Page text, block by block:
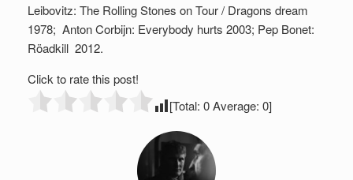
Leibovitz: The Rolling Stones on Tour / Dragons dream
1978; Anton Corbijn: Everybody hurts 2003; Pep Bonet:
Röadkill 2012.
Click to rate this post!
[Total: 0Average: 0]